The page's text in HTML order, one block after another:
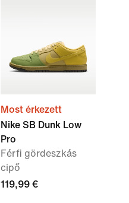
Most érkezett
Nike SB Dunk Low
Pro
Férfi gördeszkás
cipő
119,99 €